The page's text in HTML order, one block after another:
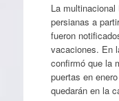
La
persianas a
fueron
vacaciones. En
confirmó que la
puertas en
quedarán en la